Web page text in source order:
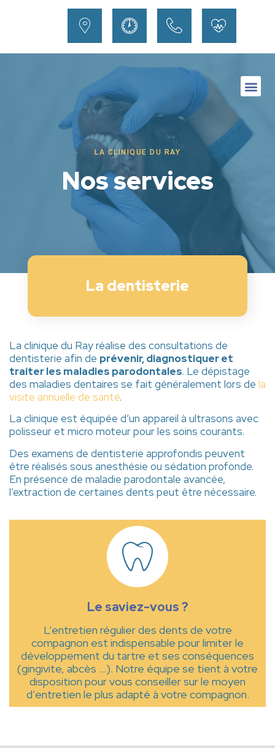
LA CLINIQUE DU RAY
Nos services
La dentisterie
La clinique du Ray réalise des consultations de
dentisterie afin de prévenir, diagnostiquer et
traiter les maladies parodontales. Le dépistage
des maladies dentaires se fait généralement lors de la
visite annuelle de santé.
La clinique est équipée d’un appareil à ultrasons avec
polisseur et micro moteur pour les soins courants.
Des examens de dentisterie approfondis peuvent
être réalisés sous anesthésie ou sédation profonde.
En présence de maladie parodontale avancée,
l’extraction de certaines dents peut être nécessaire.
Le saviez-vous ?
L’entretien régulier des dents de votre
compagnon est indispensable pour limiter le
développement du tartre et ses conséquences
(gingivite, abcès …). Notre équipe se tient à votre
disposition pour vous conseiller sur le moyen
d’entretien le plus adapté à votre compagnon.